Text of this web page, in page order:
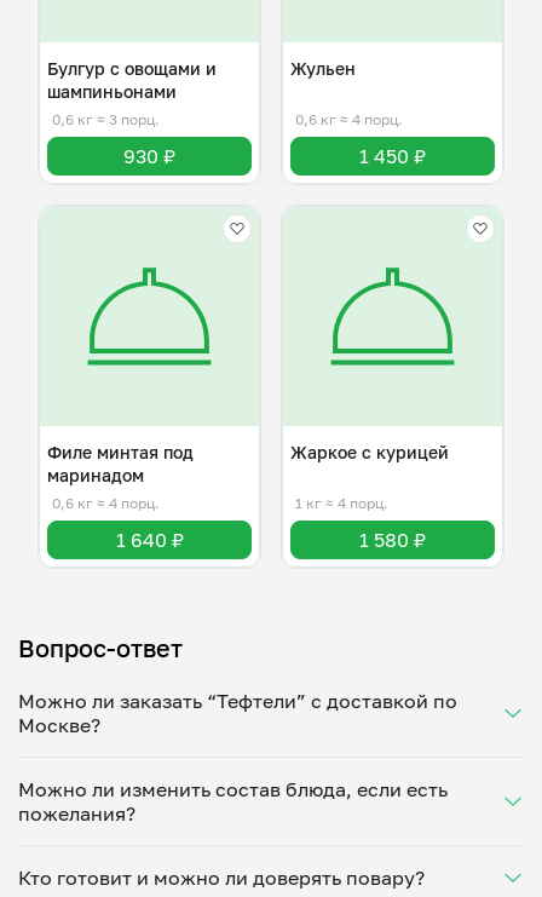
Булгур с овощами и
шампиньонами
0,6 кг ≈ 3 порц.
930 ₽
Жульен
0,6 кг ≈ 4 порц.
1 450 ₽
Филе минтая под
маринадом
0,6 кг ≈ 4 порц.
1 640 ₽
Жаркое с курицей
1 кг ≈ 4 порц.
1 580 ₽
Вопрос-ответ
Можно ли заказать “Тефтели” с доставкой по
Москве?
Укажите удобное время — и получите свежее
домашнее блюдо в большой порции прямо с плиты.
минут. Статус заказа отслеживайте в личном
кабинете, а с поваром можно связаться напрямую в
Можно ли изменить состав блюда, если есть
пожелания?
ваши предпочтения: уберет специи, снизит
Кто готовит и можно ли доверять повару?